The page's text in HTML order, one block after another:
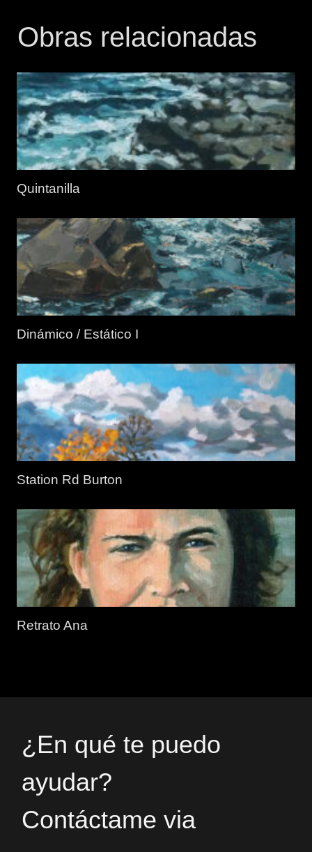
Obras relacionadas
Quintanilla
Dinámico / Estático I
Station Rd Burton
Retrato Ana
¿En qué te puedo
ayudar?
Contáctame via